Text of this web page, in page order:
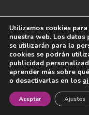
Newsletter
Reciba en su e-mail
actualidad
vino.
Utilizamos cookies
nuestra web. Los datos
se utilizarán para la
cookies se podrán
publicidad
aprender más sobre
o desactivarlas en los
Aceptar Ajustes